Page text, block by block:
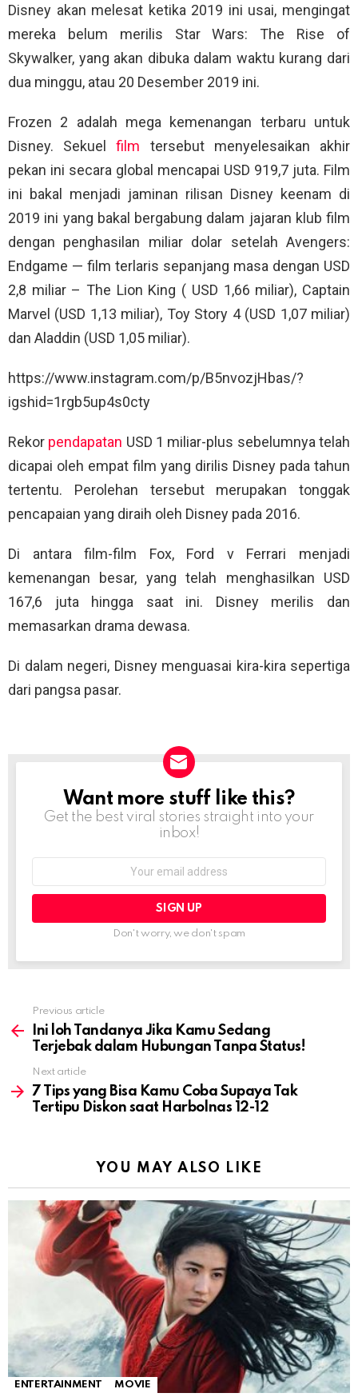
Disney akan melesat ketika 2019 ini usai, mengingat
mereka belum merilis Star Wars: The Rise of
Skywalker, yang akan dibuka dalam waktu kurang dari
dua minggu, atau 20 Desember 2019 ini.
Frozen 2 adalah mega kemenangan terbaru untuk
Disney. Sekuelfilm tersebut menyelesaikan akhir
pekan ini secara global mencapai USD 919,7 juta. Film
ini bakal menjadi jaminan rilisan Disney keenam di
2019 ini yang bakal bergabung dalam jajaran klub film
dengan penghasilan miliar dolar setelah Avengers:
Endgame — film terlaris sepanjang masa dengan USD
2,8 miliar – The Lion King ( USD 1,66 miliar), Captain
Marvel (USD 1,13 miliar), Toy Story 4 (USD 1,07 miliar)
dan Aladdin (USD 1,05 miliar).
https://www.instagram.com/p/B5nvozjHbas/?
igshid=1rgb5up4s0cty
Rekor pendapatan USD 1 miliar-plus sebelumnya telah
dicapai oleh empat film yang dirilis Disney pada tahun
tertentu. Perolehan tersebut merupakan tonggak
pencapaian yang diraih oleh Disney pada 2016.
Di antara film-film Fox, Ford v Ferrari menjadi
kemenangan besar, yang telah menghasilkan USD
167,6 juta hingga saat ini. Disney merilis dan
memasarkan drama dewasa.
Di dalam negeri, Disney menguasai kira-kira sepertiga
dari pangsa pasar.
NEWSLETTER
Want more stuff like this?
Get the best viral stories straight into your
inbox!
Don't worry, we don't spam
more
Previous article
Ini loh Tandanya Jika Kamu Sedang
Terjebak dalam Hubungan Tanpa Status!
Next article
7 Tips yang Bisa Kamu Coba Supaya Tak
Tertipu Diskon saat Harbolnas 12-12
YOU MAY ALSO LIKE
ENTERTAINMENT MOVIE